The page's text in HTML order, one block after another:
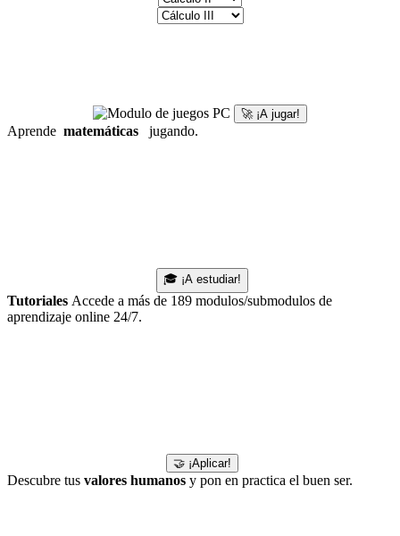
🚀 ¡A jugar!
Aprende matemáticas jugando.
🎓 ¡A estudiar!
Tutoriales Accede a más de 189 modulos/submodulos de
aprendizaje online 24/7.
🤝 ¡Aplicar!
Descubre tus valores humanos y pon en practica el buen ser.